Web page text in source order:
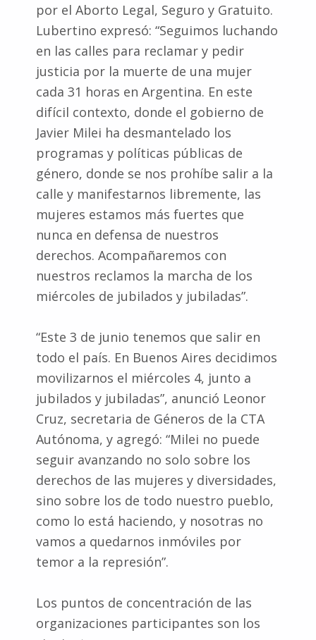
por el Aborto Legal, Seguro y Gratuito.
Lubertino expresó: “Seguimos luchando
en las calles para reclamar y pedir
justicia por la muerte de una mujer
cada 31 horas en Argentina. En este
difícil contexto, donde el gobierno de
Javier Milei ha desmantelado los
programas y políticas públicas de
género, donde se nos prohíbe salir a la
calle y manifestarnos libremente, las
mujeres estamos más fuertes que
nunca en defensa de nuestros
derechos. Acompañaremos con
nuestros reclamos la marcha de los
miércoles de jubilados y jubiladas”.
“Este 3 de junio tenemos que salir en
todo el país. En Buenos Aires decidimos
movilizarnos el miércoles 4, junto a
jubilados y jubiladas”, anunció Leonor
Cruz, secretaria de Géneros de la CTA
Autónoma, y agregó: “Milei no puede
seguir avanzando no solo sobre los
derechos de las mujeres y diversidades,
sino sobre los de todo nuestro pueblo,
como lo está haciendo, y nosotras no
vamos a quedarnos inmóviles por
temor a la represión”.
Los puntos de concentración de las
organizaciones participantes son los